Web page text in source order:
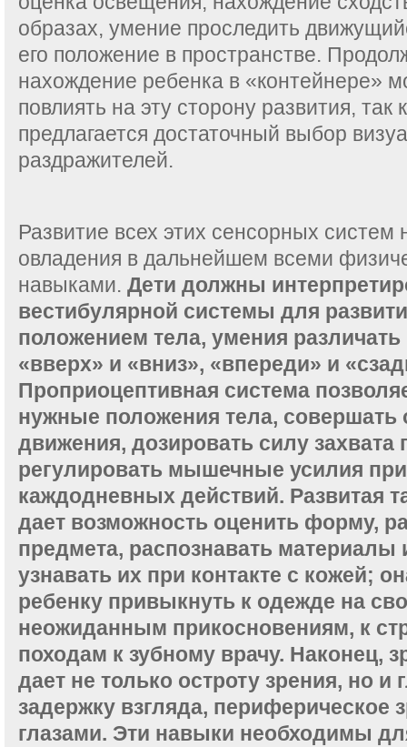
образах, умение проследить
его положение в пространстве.
нахождение ребенка в «контейнере»
повлиять на эту сторону развития, так
предлагается достаточный выбор
раздражителей.
Развитие всех этих сенсорных систем
овладения в дальнейшем всеми
навыками. Дети должны
вестибулярной системы для
положением тела, умения
«вверх» и «вниз», «впереди» и
Проприоцептивная система
нужные положения тела, совершать
движения, дозировать силу захвата
регулировать мышечные усилия
каждодневных действий. Развитая
дает возможность оценить форму,
предмета, распознавать материалы
узнавать их при контакте с кожей;
ребенку привыкнуть к одежде на
неожиданным прикосновениям, к
походам к зубному врачу. Наконец,
дает не только остроту зрения, но и
задержку взгляда, периферическое
глазами. Эти навыки необходимы